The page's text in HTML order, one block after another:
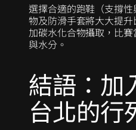
選擇合適的跑鞋（支撐
物及防滑手套將大大提
加碳水化合物攝取，比
與水分。
結語：加
台北的行